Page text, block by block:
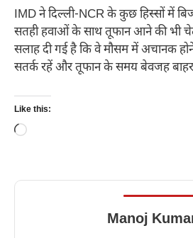
IMD ने दिल्ली-NCR के कुछ हिस्सों में
सतही हवाओं के साथ तूफान आने की भी
सलाह दी गई है कि वे मौसम में अचानक
सतर्क रहें और तूफान के समय बेवजह
Like this:
Loading…
Manoj